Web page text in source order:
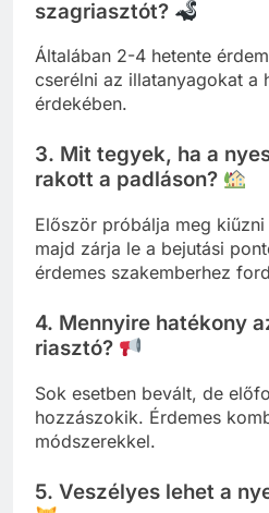
szagriasztót?
Általában 2-4 hetente
cserélni az illatanyagokat a
érdekében.
3. Mit tegyek, ha a
rakott a padláson?
Először próbálja meg
majd zárja le a bejutási
érdemes szakemberhez
4. Mennyire hatékony
riasztó?
Sok esetben bevált, de
hozzászokik. Érdemes
módszerekkel.
5. Veszélyes lehet a